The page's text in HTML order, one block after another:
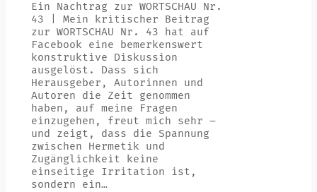
Ein Nachtrag zur WORTSCHAU Nr.
43 | Mein kritischer Beitrag
zur WORTSCHAU Nr. 43 hat auf
Facebook eine bemerkenswert
konstruktive Diskussion
ausgelöst. Dass sich
Herausgeber, Autorinnen und
Autoren die Zeit genommen
haben, auf meine Fragen
einzugehen, freut mich sehr –
und zeigt, dass die Spannung
zwischen Hermetik und
Zugänglichkeit keine
einseitige Irritation ist,
sondern ein…